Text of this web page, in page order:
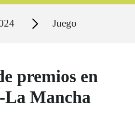
Secciones Juego
premios en
La Mancha